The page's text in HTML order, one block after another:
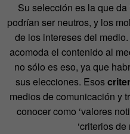
Su selección es la que da
podrían ser neutros, y los
de los intereses del
acomoda el contenido al
no sólo es eso, ya que
sus elecciones. Esos
medios de comunicación y
conocer como ‘valores
‘criterios